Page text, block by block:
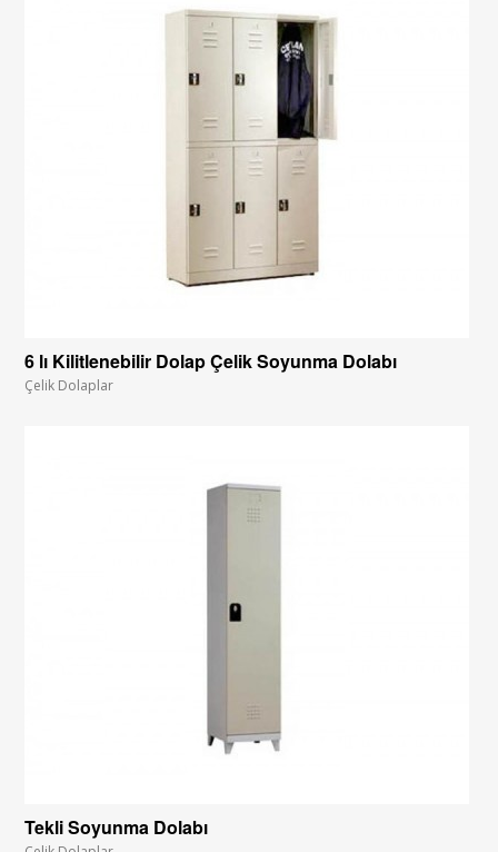
6 lı Kilitlenebilir Dolap Çelik Soyunma Dolabı
Çelik Dolaplar
Tekli Soyunma Dolabı